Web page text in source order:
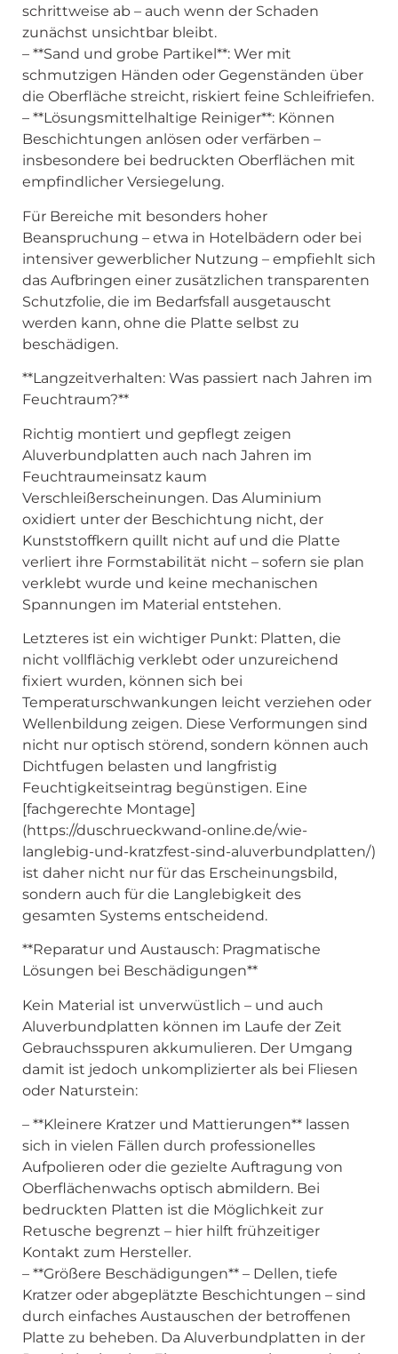
schrittweise ab – auch wenn der Schaden
zunächst unsichtbar bleibt.
– **Sand und grobe Partikel**: Wer mit
schmutzigen Händen oder Gegenständen über
die Oberfläche streicht, riskiert feine Schleifriefen.
– **Lösungsmittelhaltige Reiniger**: Können
Beschichtungen anlösen oder verfärben –
insbesondere bei bedruckten Oberflächen mit
empfindlicher Versiegelung.
Für Bereiche mit besonders hoher
Beanspruchung – etwa in Hotelbädern oder bei
intensiver gewerblicher Nutzung – empfiehlt sich
das Aufbringen einer zusätzlichen transparenten
Schutzfolie, die im Bedarfsfall ausgetauscht
werden kann, ohne die Platte selbst zu
beschädigen.
**Langzeitverhalten: Was passiert nach Jahren im
Feuchtraum?**
Richtig montiert und gepflegt zeigen
Aluverbundplatten auch nach Jahren im
Feuchtraumeinsatz kaum
Verschleißerscheinungen. Das Aluminium
oxidiert unter der Beschichtung nicht, der
Kunststoffkern quillt nicht auf und die Platte
verliert ihre Formstabilität nicht – sofern sie plan
verklebt wurde und keine mechanischen
Spannungen im Material entstehen.
Letzteres ist ein wichtiger Punkt: Platten, die
nicht vollflächig verklebt oder unzureichend
fixiert wurden, können sich bei
Temperaturschwankungen leicht verziehen oder
Wellenbildung zeigen. Diese Verformungen sind
nicht nur optisch störend, sondern können auch
Dichtfugen belasten und langfristig
Feuchtigkeitseintrag begünstigen. Eine
[fachgerechte Montage]
(https://duschrueckwand-online.de/wie-
langlebig-und-kratzfest-sind-aluverbundplatten/)
ist daher nicht nur für das Erscheinungsbild,
sondern auch für die Langlebigkeit des
gesamten Systems entscheidend.
**Reparatur und Austausch: Pragmatische
Lösungen bei Beschädigungen**
Kein Material ist unverwüstlich – und auch
Aluverbundplatten können im Laufe der Zeit
Gebrauchsspuren akkumulieren. Der Umgang
damit ist jedoch unkomplizierter als bei Fliesen
oder Naturstein:
– **Kleinere Kratzer und Mattierungen** lassen
sich in vielen Fällen durch professionelles
Aufpolieren oder die gezielte Auftragung von
Oberflächenwachs optisch abmildern. Bei
bedruckten Platten ist die Möglichkeit zur
Retusche begrenzt – hier hilft frühzeitiger
Kontakt zum Hersteller.
– **Größere Beschädigungen** – Dellen, tiefe
Kratzer oder abgeplätzte Beschichtungen – sind
durch einfaches Austauschen der betroffenen
Platte zu beheben. Da Aluverbundplatten in der